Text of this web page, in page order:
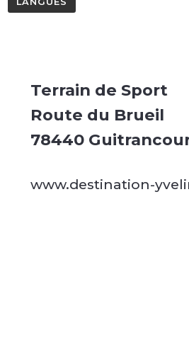
Terrain de Sport
Route du Brueil
78440
www.destination-